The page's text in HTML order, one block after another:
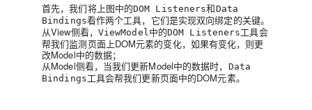
首先，我们将上图中的DOM Listeners和Data
Bindings看作两个工具，它们是实现双向绑定的关键。
从View侧看， ViewModel 中的DOM Listeners工具会
帮我们监测页面上DOM元素的变化，如果有变化，则更
改Model中的数据；
从Model侧看，当我们更新Model中的数据时，
Data
Bindings工具会帮我们更新页面中的DOM元素。